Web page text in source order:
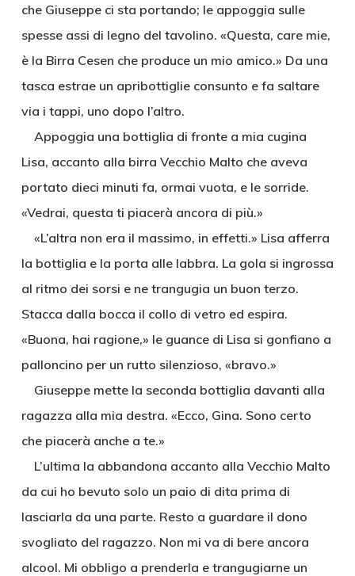
che Giuseppe ci sta portando; le appoggia sulle
spesse assi di legno del tavolino. «Questa, care mie,
è la Birra Cesen che produce un mio amico.» Da una
tasca estrae un apribottiglie consunto e fa saltare
via i tappi, uno dopo l’altro.
Appoggia una bottiglia di fronte a mia cugina
Lisa, accanto alla birra Vecchio Malto che aveva
portato dieci minuti fa, ormai vuota, e le sorride.
«Vedrai, questa ti piacerà ancora di più.»
«L’altra non era il massimo, in effetti.» Lisa afferra
la bottiglia e la porta alle labbra. La gola si ingrossa
al ritmo dei sorsi e ne trangugia un buon terzo.
Stacca dalla bocca il collo di vetro ed espira.
«Buona, hai ragione,» le guance di Lisa si gonfiano a
palloncino per un rutto silenzioso, «bravo.»
Giuseppe mette la seconda bottiglia davanti alla
ragazza alla mia destra. «Ecco, Gina. Sono certo
che piacerà anche a te.»
L’ultima la abbandona accanto alla Vecchio Malto
da cui ho bevuto solo un paio di dita prima di
lasciarla da una parte. Resto a guardare il dono
svogliato del ragazzo. Non mi va di bere ancora
alcool. Mi obbligo a prenderla e trangugiarne un